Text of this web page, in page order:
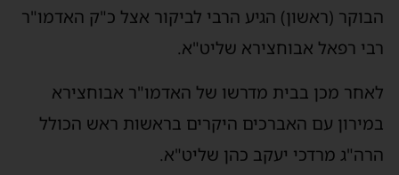
הבוקר (ראשון) הגיע הרבי לביקור אצל כ"ק האדמו"ר
רבי רפאל אבוחצירא שליט"א.
לאחר מכן בבית מדרשו של האדמו"ר אבוחצירא
במירון עם האברכים היקרים בראשות ראש הכולל
הרה"ג מרדכי יעקב כהן שליט"א.